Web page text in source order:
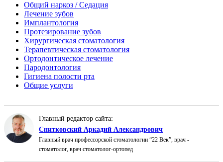
Общий наркоз / Седация
Лечение зубов
Имплантология
Протезирование зубов
Хирургическая стоматология
Терапевтическая стоматология
Ортодонтическое лечение
Пародонтология
Гигиена полости рта
Общие услуги
Главный редактор сайта:
Снитковский Аркадий Александрович
Главный врач профессорской стоматологии “22 Век”, врач -
стоматолог, врач стоматолог-ортопед